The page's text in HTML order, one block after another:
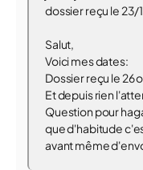
dossier reçu le 23/
Salut,
Voici mes dates:
Dossier reçu le 26
Et depuis rien
Question pour
que d'habitude
avant même